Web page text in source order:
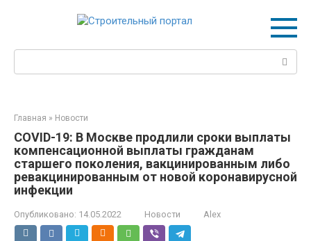
Поиск:
Главная » Новости
COVID-19: В Москве продлили сроки выплаты
компенсационной выплаты гражданам
старшего поколения, вакцинированным либо
ревакцинированным от новой коронавирусной
инфекции
Опубликовано: 14.05.2022 Новости Alex